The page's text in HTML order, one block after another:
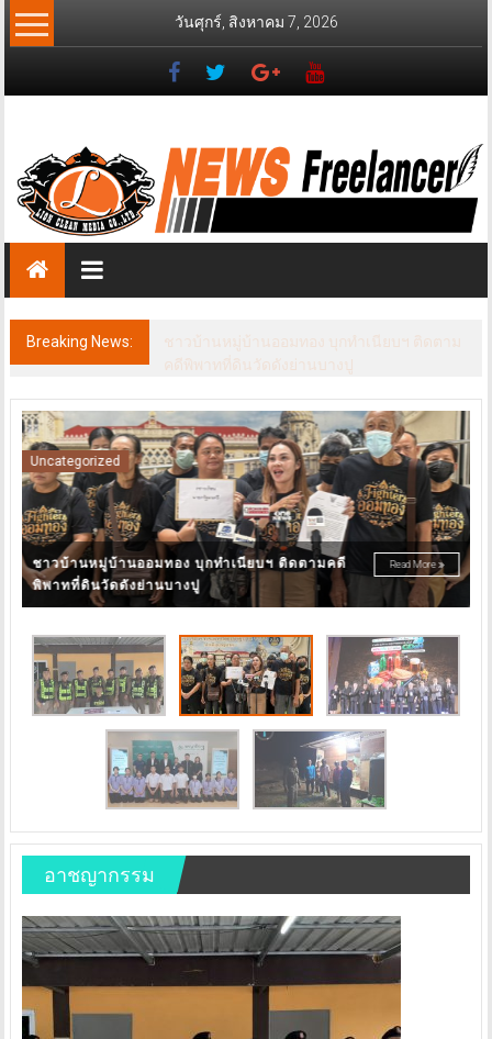
Skip
to
วันศุกร์, สิงหาคม 7, 2026
News
Freelancer
วส์
ฟรี
แลน
เซอร์
Breaking News:
ชาวบ้านหมู่บ้านออมทอง บุกทำเนียบฯ ติดตาม
คดีพิพาทที่ดินวัดดังย่านบางปู
ศจย. สานพลัง 4 ภาคีเครือข่าย “หวาน เค็ม เมา
ควัน” หยุด! สินค้าที่บ่อนทำลายสุขภาพคนไทย
Read More
ข่าวประชาสัมพันธ์
อาชญากรรม